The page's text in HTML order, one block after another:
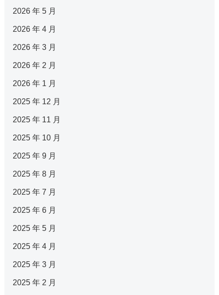
2026 年 5 月
2026 年 4 月
2026 年 3 月
2026 年 2 月
2026 年 1 月
2025 年 12 月
2025 年 11 月
2025 年 10 月
2025 年 9 月
2025 年 8 月
2025 年 7 月
2025 年 6 月
2025 年 5 月
2025 年 4 月
2025 年 3 月
2025 年 2 月